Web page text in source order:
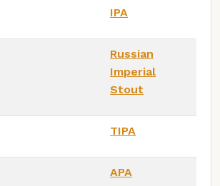
IPA
Russian
Imperial
Stout
TIPA
APA